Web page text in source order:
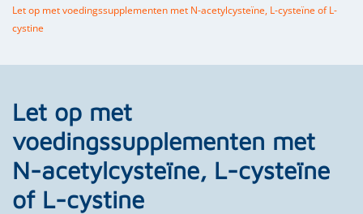
Let op met voedingssupplementen met N-acetylcysteïne, L-cysteïne of L-
cystine
Let op met
voedingssupplementen met
N-acetylcysteïne, L-cysteïne
of L-cystine